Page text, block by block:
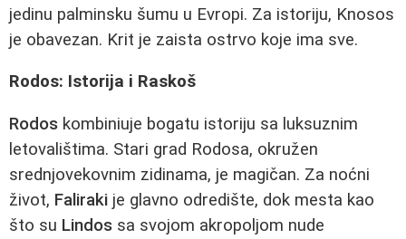
jedinu palminsku šumu u Evropi. Za istoriju, Knosos
je obavezan. Krit je zaista ostrvo koje ima sve.
Rodos: Istorija i Raskoš
Rodos kombiniuje bogatu istoriju sa luksuznim
letovalištima. Stari grad Rodosa, okružen
srednjovekovnim zidinama, je magičan. Za noćni
život, Faliraki je glavno odredište, dok mesta kao
što su Lindos sa svojom akropoljom nude